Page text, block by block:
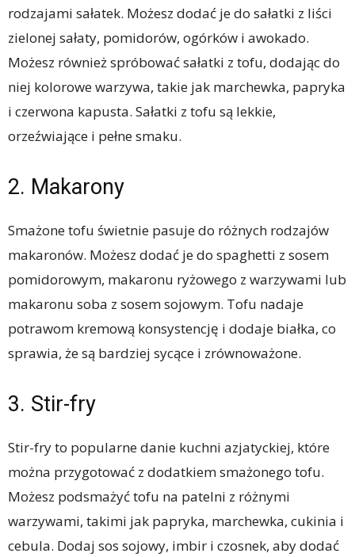
rodzajami sałatek. Możesz dodać je do sałatki z liści
zielonej sałaty, pomidorów, ogórków i awokado.
Możesz również spróbować sałatki z tofu, dodając do
niej kolorowe warzywa, takie jak marchewka, papryka
i czerwona kapusta. Sałatki z tofu są lekkie,
orzeźwiające i pełne smaku.
2. Makarony
Smażone tofu świetnie pasuje do różnych rodzajów
makaronów. Możesz dodać je do spaghetti z sosem
pomidorowym, makaronu ryżowego z warzywami lub
makaronu soba z sosem sojowym. Tofu nadaje
potrawom kremową konsystencję i dodaje białka, co
sprawia, że ​​są bardziej sycące i zrównoważone.
3. Stir-fry
Stir-fry to popularne danie kuchni azjatyckiej, które
można przygotować z dodatkiem smażonego tofu.
Możesz podsmażyć tofu na patelni z różnymi
warzywami, takimi jak papryka, marchewka, cukinia i
cebula. Dodaj sos sojowy, imbir i czosnek, aby dodać